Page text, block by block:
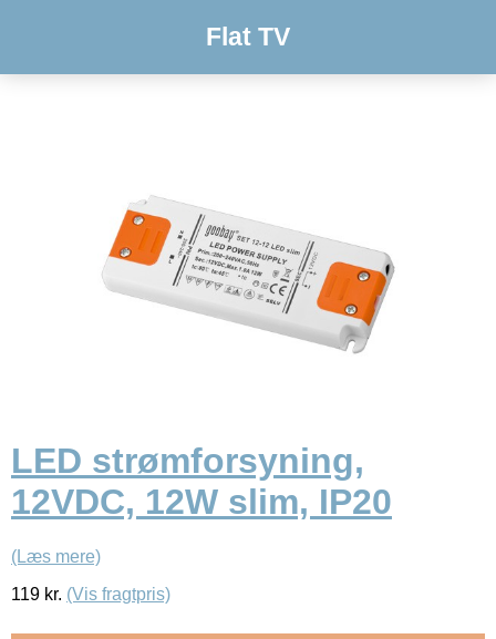
Flat TV
LED strømforsyning,
12VDC, 12W slim, IP20
(Læs mere)
119 kr. (Vis fragtpris)